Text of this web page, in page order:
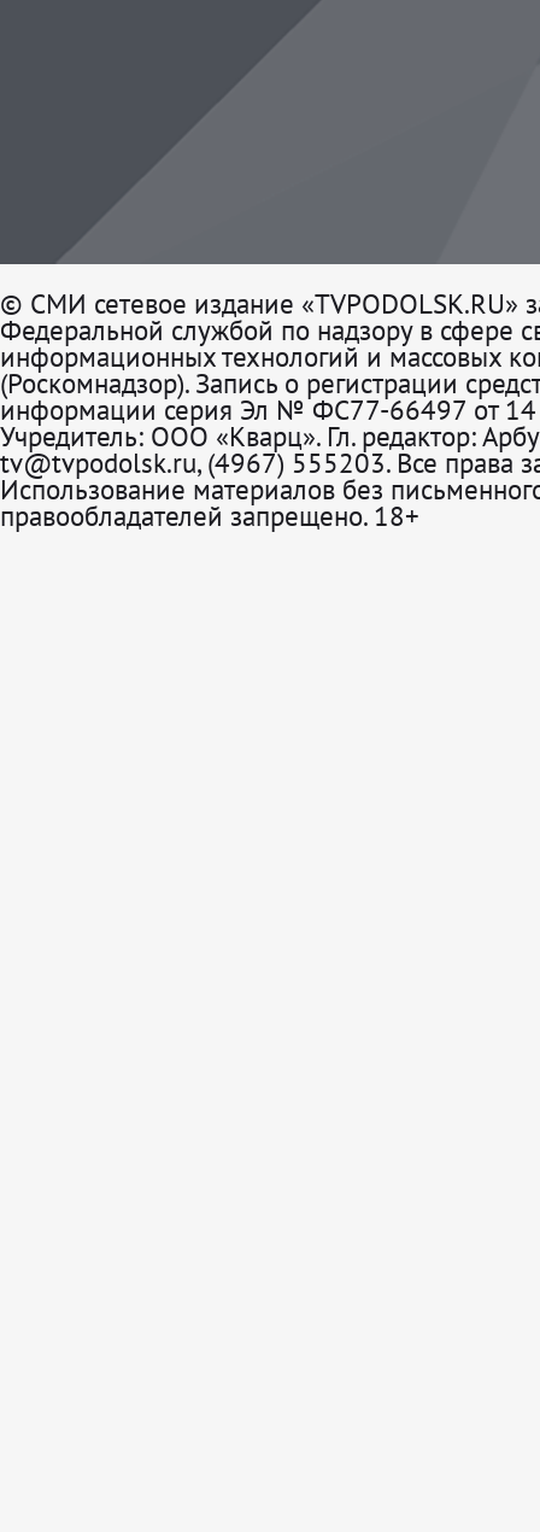
© СМИ сетевое издание «TVPODOLSK.RU»
Федеральной службой по надзору в сфере
информационных технологий и массовых
(Роскомнадзор). Запись о регистрации
информации серия Эл № ФС77-66497 от 14
Учредитель: ООО «Кварц». Гл. редактор:
tv@tvpodolsk.ru, (4967) 555203. Все права
Использование материалов без
правообладателей запрещено. 18+